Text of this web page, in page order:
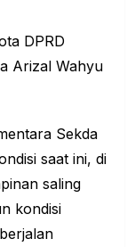
DPRD
Arizal Wahyu
Sekda
saat ini, di
saling
kondisi